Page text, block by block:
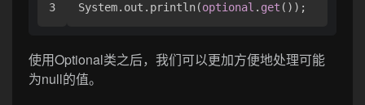
System.out.println(optional . get ());
使用Optional类之后，我们可以更加方便地处理可能
为null的值。